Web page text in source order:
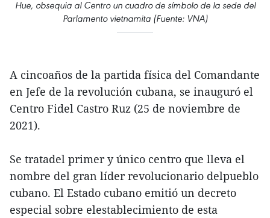
Hue, obsequia al Centro un cuadro de símbolo de la sede del
Parlamento vietnamita (Fuente: VNA)
A cincoaños de la partida física del Comandante
en Jefe de la revolución cubana, se inauguró el
Centro Fidel Castro Ruz (25 de noviembre de
2021).
Se tratadel primer y único centro que lleva el
nombre del gran líder revolucionario delpueblo
cubano. El Estado cubano emitió un decreto
especial sobre elestablecimiento de esta